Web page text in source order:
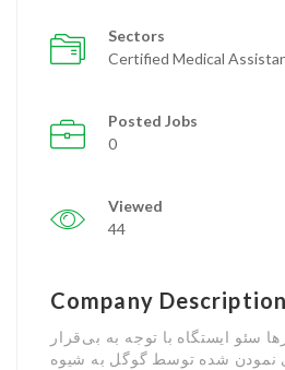
Sectors
Certified Medical
Posted Jobs
0
Viewed
44
Company Description
سئو ایستگاه با توجه به بی‌قرار
نمودن شده توسط گوگل به شیوه